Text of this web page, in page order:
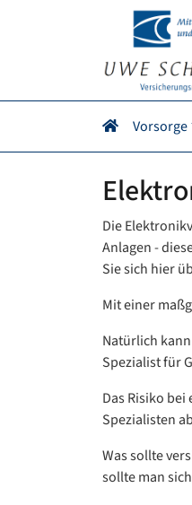
Vorsorge
Die
Anlagen -
Sie sich hier
Mit einer
Natürlich
Spezialist für
Das Risiko
Spezialisten
Was sollte
sollte man